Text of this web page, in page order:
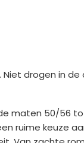
drogen in de
maten 50/56
ruime keuze